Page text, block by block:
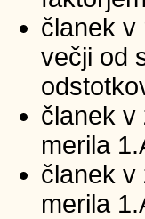
članek v
večji od
članek v
merila
članek v
merila